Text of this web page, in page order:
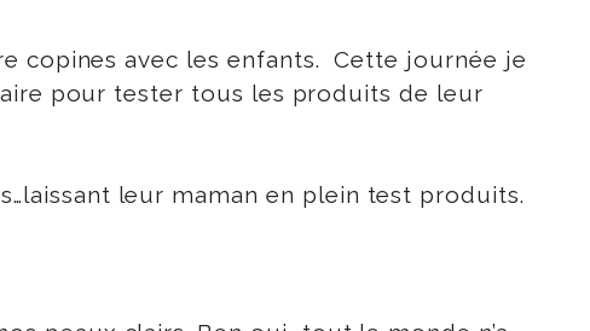
copines avec les enfants. Cette journée je
pour tester tous les produits de leur
leur maman en plein test produits.